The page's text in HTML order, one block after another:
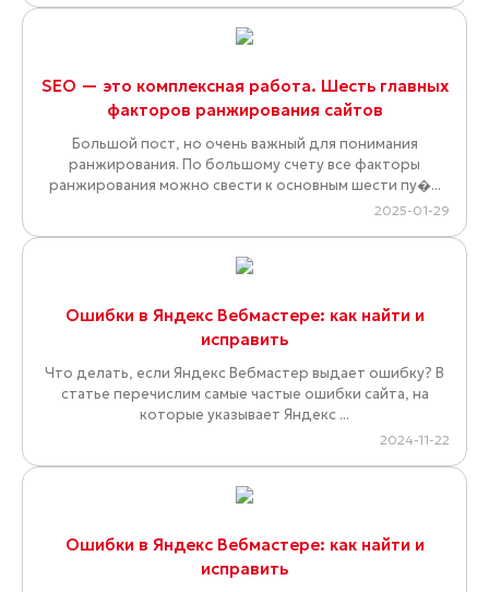
SEO — это комплексная работа. Шесть главных
факторов ранжирования сайтов
Большой пост, но очень важный для понимания
ранжирования. По большому счету все факторы
ранжирования можно свести к основным шести пу�...
2025-01-29
Ошибки в Яндекс Вебмастере: как найти и
исправить
Что делать, если Яндекс Вебмастер выдает ошибку? В
статье перечислим самые частые ошибки сайта, на
которые указывает Яндекс ...
2024-11-22
Ошибки в Яндекс Вебмастере: как найти и
исправить